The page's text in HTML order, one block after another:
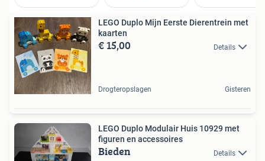
LEGO Duplo Mijn Eerste Dierentrein met
kaarten
€ 15,00 Details
Drogteropslagen Gisteren
LEGO Duplo Modulair Huis 10929 met
figuren en accessoires
Bieden Details